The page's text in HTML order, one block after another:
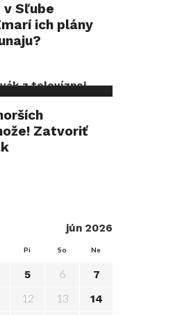
v Sľube
ich plány
Zatvoriť
jún 2026
Pi So Ne
5 6 7
12 13 14